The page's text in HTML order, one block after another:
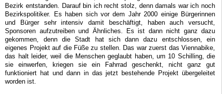
Bezirk entstanden. Darauf bin ich recht stolz, denn damals war ich noch
Bezirkspolitiker. Es haben sich vor dem Jahr 2000 einige Bürgerinnen
und Bürger sehr intensiv damit beschäftigt, haben auch versucht,
Sponsoren aufzutreiben und Ähnliches. Es ist dann nicht ganz dazu
gekommen, denn die Stadt hat sich dann dazu entschlossen, ein
eigenes Projekt auf die Füße zu stellen. Das war zuerst das Viennabike,
das halt leider, weil die Menschen geglaubt haben, um 10 Schilling, die
sie einwerfen, kriegen sie ein Fahrrad geschenkt, nicht ganz gut
funktioniert hat und dann in das jetzt bestehende Projekt übergeleitet
worden ist.